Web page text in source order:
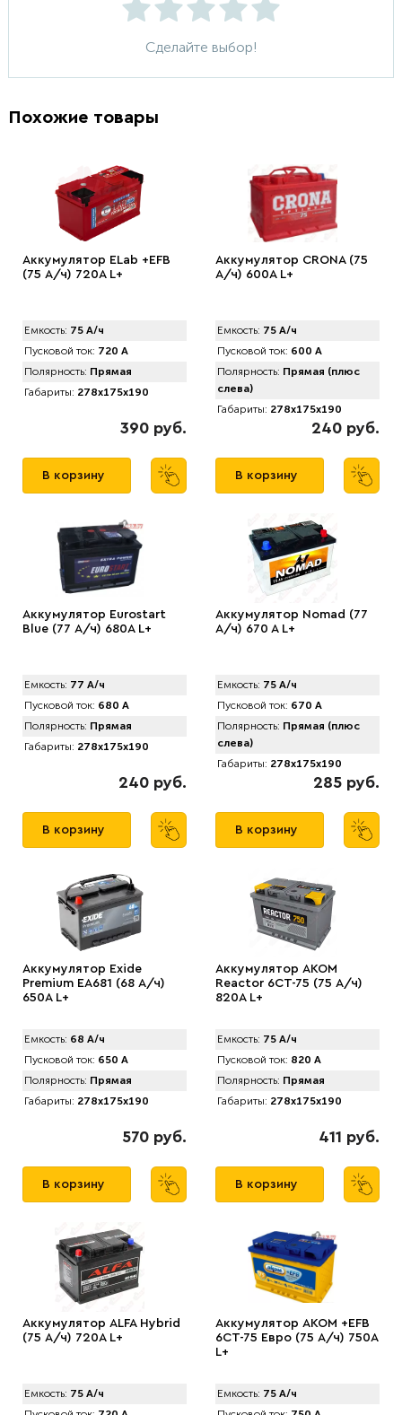
Сделайте выбор!
Похожие товары
Аккумулятор ELab +EFB
(75 А/ч) 720A L+
Емкость: 75 А/ч
Пусковой ток: 720 А
Полярность: Прямая
Габариты: 278x175x190
390 руб.
В корзину
Аккумулятор CRONA (75
А/ч) 600A L+
Емкость: 75 А/ч
Пусковой ток: 600 А
Полярность: Прямая (плюс
слева)
Габариты: 278x175x190
240 руб.
В корзину
Аккумулятор Eurostart
Blue (77 А/ч) 680А L+
Емкость: 77 А/ч
Пусковой ток: 680 А
Полярность: Прямая
Габариты: 278x175x190
240 руб.
В корзину
Аккумулятор Nomad (77
А/ч) 670 A L+
Емкость: 75 А/ч
Пусковой ток: 670 А
Полярность: Прямая (плюс
слева)
Габариты: 278x175x190
285 руб.
В корзину
Аккумулятор Exide
Premium EA681 (68 А/ч)
650A L+
Емкость: 68 А/ч
Пусковой ток: 650 А
Полярность: Прямая
Габариты: 278x175x190
570 руб.
В корзину
Аккумулятор AКОМ
Reactor 6CT-75 (75 А/ч)
820A L+
Емкость: 75 А/ч
Пусковой ток: 820 А
Полярность: Прямая
Габариты: 278x175x190
411 руб.
В корзину
Аккумулятор АLFA Hybrid
(75 А/ч) 720A L+
Емкость: 75 А/ч
Аккумулятор AKOM +EFB
6CT-75 Евро (75 А/ч) 750А
L+
Емкость: 75 А/ч